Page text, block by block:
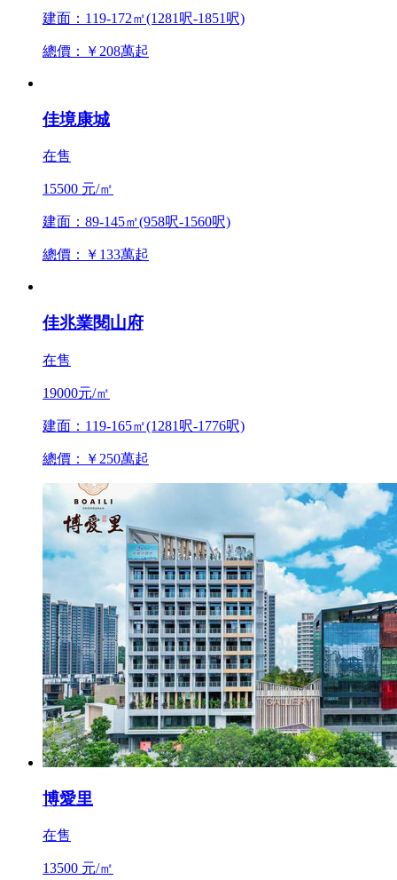
建面：119-172㎡(1281呎-1851呎)
總價：￥208萬起
佳境康城
在售
15500 元/㎡
建面：89-145㎡(958呎-1560呎)
總價：￥133萬起
佳兆業閱山府
在售
19000元/㎡
建面：119-165㎡(1281呎-1776呎)
總價：￥250萬起
博愛里
在售
13500 元/㎡